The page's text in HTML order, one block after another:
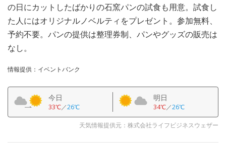
の日にカットしたばかりの石窯パンの試食も用意。試食し
た人にはオリジナルノベルティをプレゼント。参加無料、
予約不要。パンの提供は整理券制、パンやグッズの販売は
なし。
情報提供：イベントバンク
今日
33℃／26℃
明日
34℃／26℃
天気情報提供元：株式会社ライフビジネスウェザー